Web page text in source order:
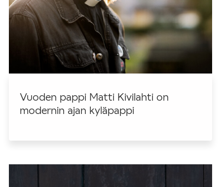
Vuoden pappi Matti Kivilahti on
modernin ajan kyläpappi